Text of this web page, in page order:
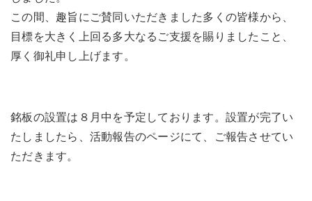
この間、趣旨にご賛同いただきました多くの皆様から、
目標を大きく上回る多大なるご支援を賜りましたこと、
厚く御礼申し上げます。
銘板の設置は８月中を予定しております。設置が完了い
たしましたら、活動報告のページにて、ご報告させてい
ただきます。